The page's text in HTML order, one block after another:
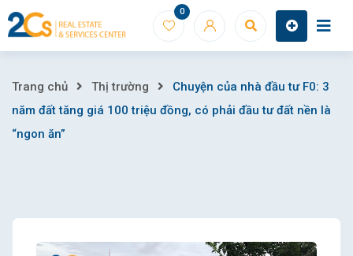
Skip
to
0
Chuyện
của
tư
Trang chủ Thị trường
Chuyện của nhà đầu tư F0: 3
năm đất tăng giá 100 triệu đồng, có phải đầu tư đất nền là
“ngon ăn”